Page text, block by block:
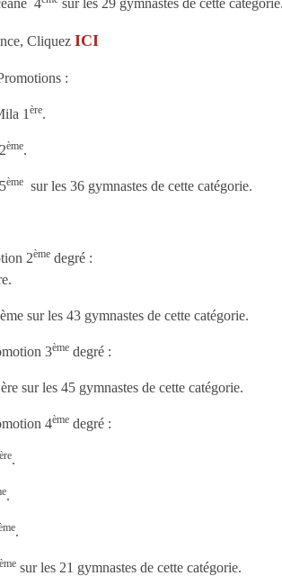
Cliquez ICI
:
1ère.
ème.
ème sur les 36 gymnastes de cette catégorie.
2ème degré :
les 43 gymnastes de cette catégorie.
3ème degré :
45 gymnastes de cette catégorie.
4ème degré :
ère.
.
.
ème sur les 21 gymnastes de cette catégorie.